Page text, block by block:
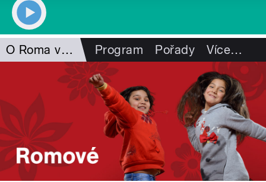
O Roma vakeren Program Pořady Více…